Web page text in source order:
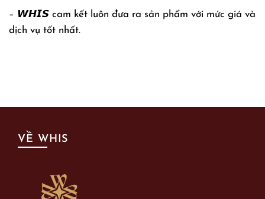
– 𝙒𝙃𝙄𝙎 cam kết luôn đưa ra sản phẩm với mức giá và
dịch vụ tốt nhất.
VỀ WHIS